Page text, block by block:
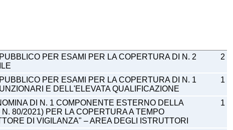
PER ESAMI PER LA COPERTURA DI N. 2
2
PER ESAMI PER LA COPERTURA DI N. 1
E DELL'ELEVATA QUALIFICAZIONE
1
DI N. 1 COMPONENTE ESTERNO DELLA
80/2021) PER LA COPERTURA A TEMPO
DI VIGILANZA" – AREA DEGLI ISTRUTTORI
1